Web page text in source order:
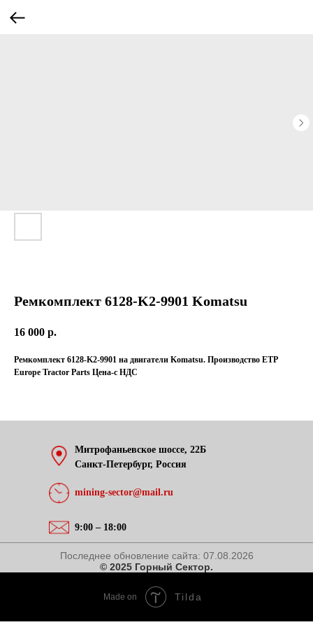
Ремкомплект 6128-K2-9901 Komatsu
16 000 р.
Ремкомплект 6128-K2-9901 на двигатели Komatsu. Производство ETP
Europe Tractor Parts Цена-с НДС
Митрофаньевское шоссе, 22Б
Санкт-Петербург, Россия
mining-sector@mail.ru
9:00 – 18:00
Последнее обновление сайта: 07.08.2026
© 2025 Горный Сектор.
Made on Tilda